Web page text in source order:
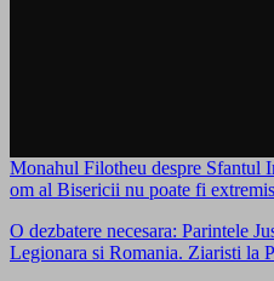
Monahul Filotheu despre Sfantul
om al Bisericii nu poate fi
O dezbatere necesara: Parintele
Legionara si Romania. Ziaristi la